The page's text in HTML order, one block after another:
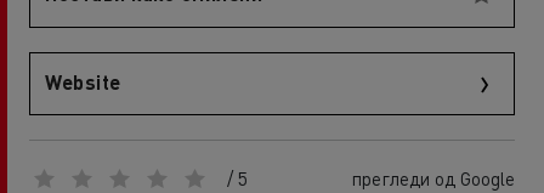
Website
/ 5 прегледи од Google